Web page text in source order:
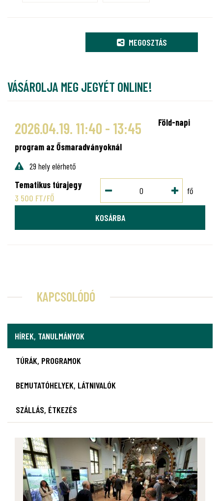
MEGOSZTÁS
VÁSÁROLJA MEG JEGYÉT ONLINE!
2026.04.19. 11:40 - 13:45 Föld-napi
program az Ősmaradványoknál
29 hely elérhető
Tematikus túrajegy
3 500 FT/FŐ
fő
KOSÁRBA
KAPCSOLÓDÓ
HÍREK, TANULMÁNYOK
TÚRÁK, PROGRAMOK
BEMUTATÓHELYEK, LÁTNIVALÓK
SZÁLLÁS, ÉTKEZÉS